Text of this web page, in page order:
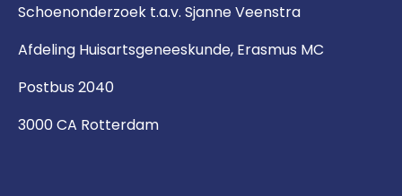
Schoenonderzoek t.a.v. Sjanne Veenstra
Afdeling Huisartsgeneeskunde, Erasmus MC
Postbus 2040
3000 CA Rotterdam